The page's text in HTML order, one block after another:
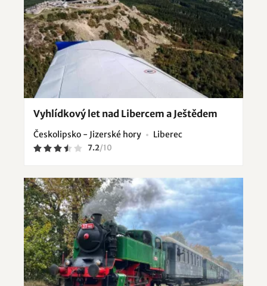
Vyhlídkový let nad Libercem a Ještědem
Českolipsko - Jizerské hory Liberec
7.2/10